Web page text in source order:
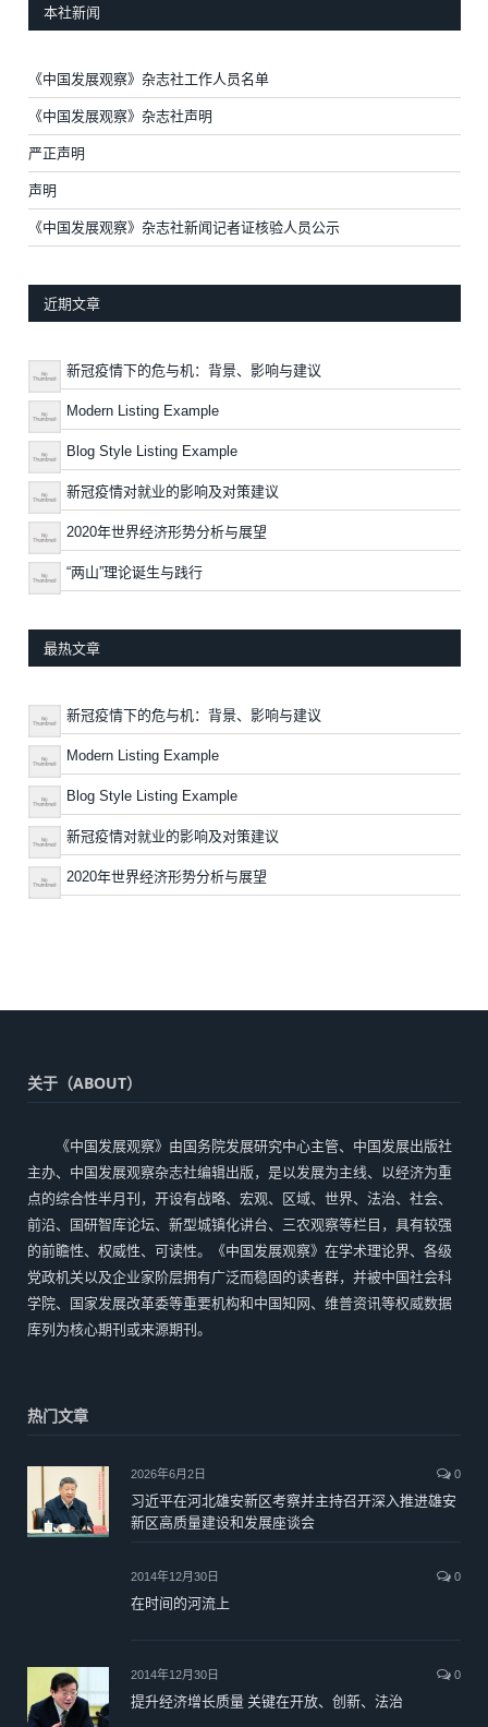
本社新闻
《中国发展观察》杂志社工作人员名单
《中国发展观察》杂志社声明
严正声明
声明
《中国发展观察》杂志社新闻记者证核验人员公示
近期文章
新冠疫情下的危与机：背景、影响与建议
Modern Listing Example
Blog Style Listing Example
新冠疫情对就业的影响及对策建议
2020年世界经济形势分析与展望
“两山”理论诞生与践行
最热文章
新冠疫情下的危与机：背景、影响与建议
Modern Listing Example
Blog Style Listing Example
新冠疫情对就业的影响及对策建议
2020年世界经济形势分析与展望
关于（ABOUT）
《中国发展观察》由国务院发展研究中心主管、中国发展出版社
主办、中国发展观察杂志社编辑出版，是以发展为主线、以经济为重
点的综合性半月刊，开设有战略、宏观、区域、世界、法治、社会、
前沿、国研智库论坛、新型城镇化讲台、三农观察等栏目，具有较强
的前瞻性、权威性、可读性。《中国发展观察》在学术理论界、各级
党政机关以及企业家阶层拥有广泛而稳固的读者群，并被中国社会科
学院、国家发展改革委等重要机构和中国知网、维普资讯等权威数据
库列为核心期刊或来源期刊。
热门文章
2026年6月2日 0
习近平在河北雄安新区考察并主持召开深入推进雄安
新区高质量建设和发展座谈会
2014年12月30日 0
在时间的河流上
2014年12月30日 0
提升经济增长质量 关键在开放、创新、法治